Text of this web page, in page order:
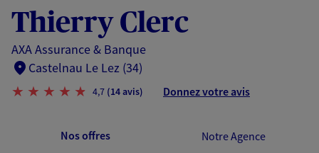
Thierry Clerc
AXA Assurance & Banque
Castelnau Le Lez (34)
4,7 (14 avis) Donnez votre avis
Nos offres Notre Agence